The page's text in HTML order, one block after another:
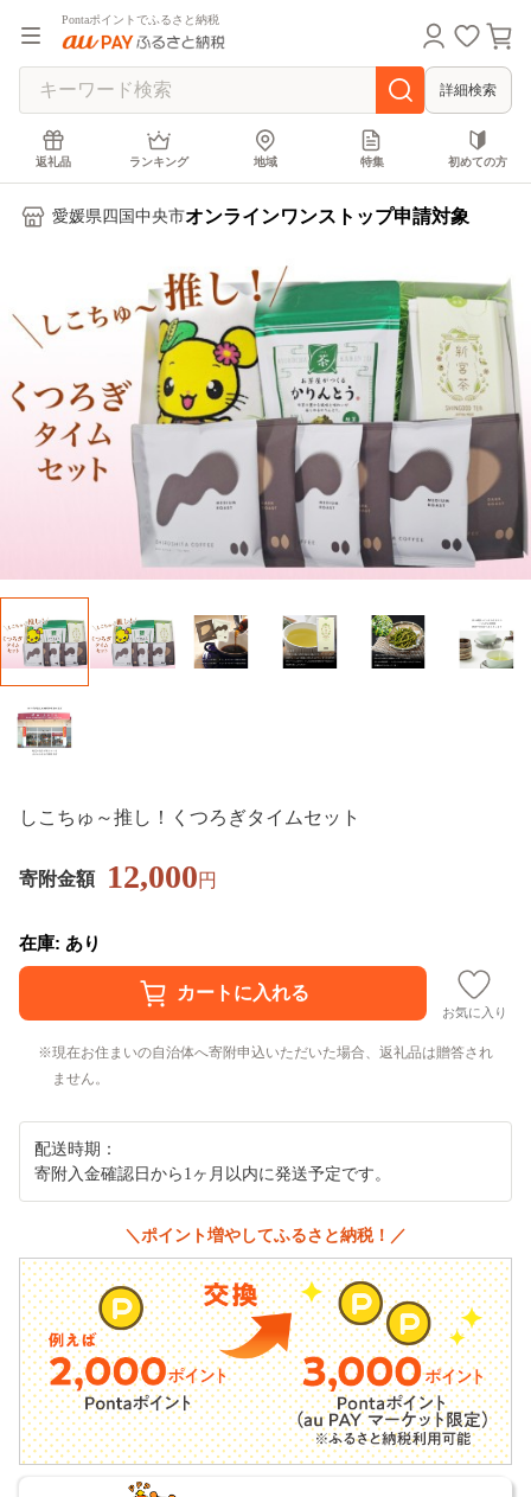
Pontaポイントでふるさと納税
詳細検索
返礼品 ランキング 地域 特集 初めての方
愛媛県四国中央市オンラインワンストップ申請対象
しこちゅ～推し！くつろぎタイムセット
寄附金額 12,000円
在庫: あり
お気に入り
現在お住まいの自治体へ寄附申込いただいた場合、返礼品は贈答され
ません。
配送時期：
寄附入金確認日から1ヶ月以内に発送予定です。
＼ポイント増やしてふるさと納税！／